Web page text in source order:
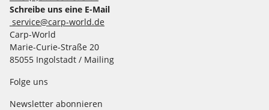
Schreibe uns eine E-Mail
service@carp-world.de
Carp-World
Marie-Curie-Straße 20
85055 Ingolstadt / Mailing
Folge uns
Newsletter abonnieren